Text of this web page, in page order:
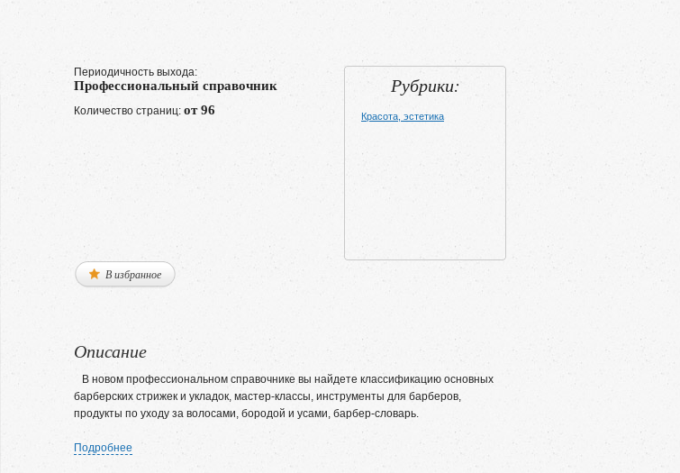
Периодичность выхода:
Профессиональный справочник
Количество страниц: от 96
Рубрики:
Красота, эстетика
В избранное
Описание
В новом профессиональном справочнике вы найдете классификацию основных
барберских стрижек и укладок, мастер-классы, инструменты для барберов,
продукты по уходу за волосами, бородой и усами, барбер-словарь.
Подробнее